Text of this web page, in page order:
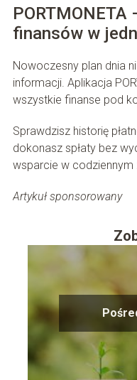
finansów w
Nowoczesny plan dnia
informacji. Aplikacja
wszystkie finanse pod
Sprawdzisz historię
dokonasz spłaty bez
wsparcie w codziennym
Artykuł sponsorowany